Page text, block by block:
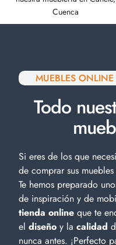
Cuenca
MUEBLES
Todo
Si eres de los que
de comprar sus
Te hemos preparado
de inspiración y de
tienda online que te
el diseño y la calidad
nunca antes. ¡Perfecto